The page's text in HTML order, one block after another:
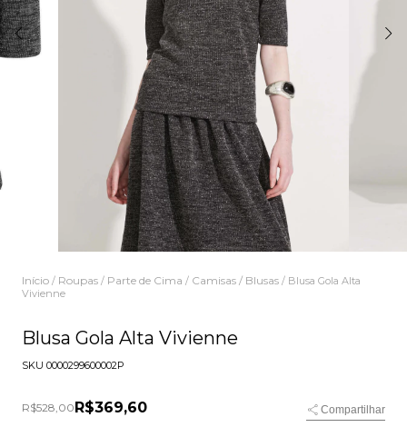
Início / Roupas / Parte de Cima / Camisas / Blusas / Blusa Gola Alta
Vivienne
Blusa Gola Alta Vivienne
SKU 0000299600002P
R$528,00 R$369,60 Compartilhar